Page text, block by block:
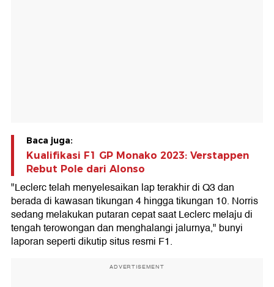
Baca juga:
Kualifikasi F1 GP Monako 2023: Verstappen
Rebut Pole dari Alonso
"Leclerc telah menyelesaikan lap terakhir di Q3 dan
berada di kawasan tikungan 4 hingga tikungan 10. Norris
sedang melakukan putaran cepat saat Leclerc melaju di
tengah terowongan dan menghalangi jalurnya," bunyi
laporan seperti dikutip situs resmi F1.
ADVERTISEMENT